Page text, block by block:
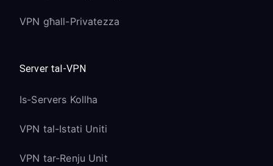
VPN għall-Privatezza
Server tal-VPN
Is-Servers Kollha
VPN tal-Istati Uniti
VPN tar-Renju Unit